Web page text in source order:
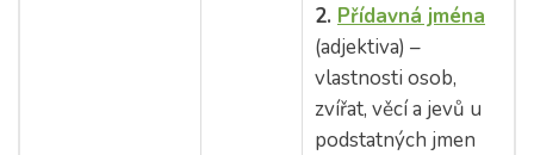
2. Přídavná jména
(adjektiva) –
vlastnosti osob,
zvířat, věcí a jevů u
podstatných jmen